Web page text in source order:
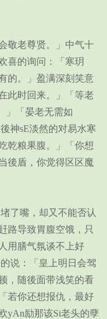
老尊贤。」中气十
喜的询问：「寒玥
的。」盈满深刻笑意
此时回来。」「等老
」「晏老无需如
神sE淡然的对易水寒
乾粮果腹。」「你想
後盾，你觉得区区魔
了嘴，却又不能否认
路导致胃腹空饿，只
用膳气氛谈不上好
说：「皇上明日会驾
，随後面带浅笑的看
若你还想报仇，最好
yAn励那该Si老头的孽